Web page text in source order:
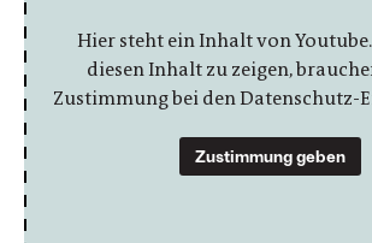
Hier steht ein Inhalt von
diesen Inhalt zu zeigen,
Zustimmung bei den Datenschutz-
Zustimmung geben